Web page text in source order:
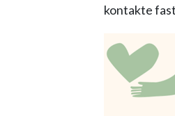
kontakte